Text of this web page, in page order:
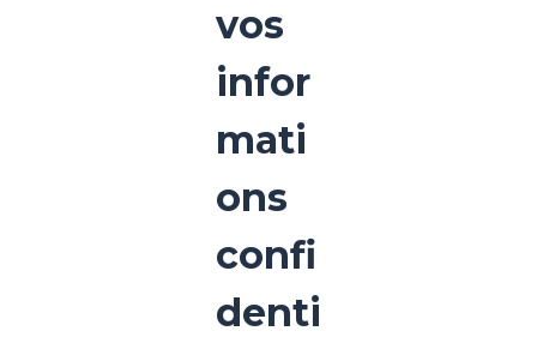
vos
infor
mati
ons
confi
denti